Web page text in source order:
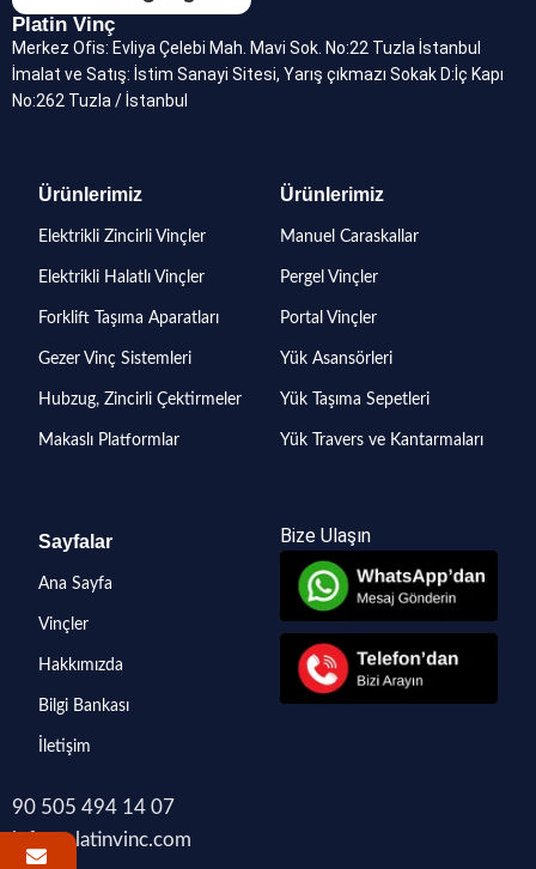
Platin Vinç
Merkez Ofis: Evliya Çelebi Mah. Mavi Sok. No:22 Tuzla İstanbul
İmalat ve Satış: İstim Sanayi Sitesi, Yarış çıkmazı Sokak D:İç Kapı
No:262 Tuzla / İstanbul
Ürünlerimiz
Elektrikli Zincirli Vinçler
Elektrikli Halatlı Vinçler
Forklift Taşıma Aparatları
Gezer Vinç Sistemleri
Hubzug, Zincirli Çektirmeler
Makaslı Platformlar
Ürünlerimiz
Manuel Caraskallar
Pergel Vinçler
Portal Vinçler
Yük Asansörleri
Yük Taşıma Sepetleri
Yük Travers ve Kantarmaları
Sayfalar
Ana Sayfa
Vinçler
Hakkımızda
Bilgi Bankası
İletişim
Bize Ulaşın
90 505 494 14 07
info@platinvinc.com